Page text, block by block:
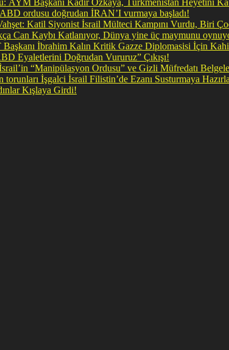
AYM Başkanı Kadir Özkaya, Türkmenistan Heyetini
Kıyamet Senaryosu Gerçek Oldu! ABD ordusu doğrudan İRAN’I vurmaya başladı!
Vahşet: Katil Siyonist İsrail Mülteci Kampını Vurdu, Biri
Can Kaybı Katlanıyor, Dünya yine üç maymunu
İbrahim Kalın Kritik Gazze Diplomasisi İçin
Eyaletlerini Doğrudan Vururuz” Çıkışı!
“Manipülasyon Ordusu” ve Gizli Müfredatı
Haddini Aşan Kirli Plan: Firavunun torunları İşgalci İsrail Filistin’de Ezanı
Kışlaya Girdi!